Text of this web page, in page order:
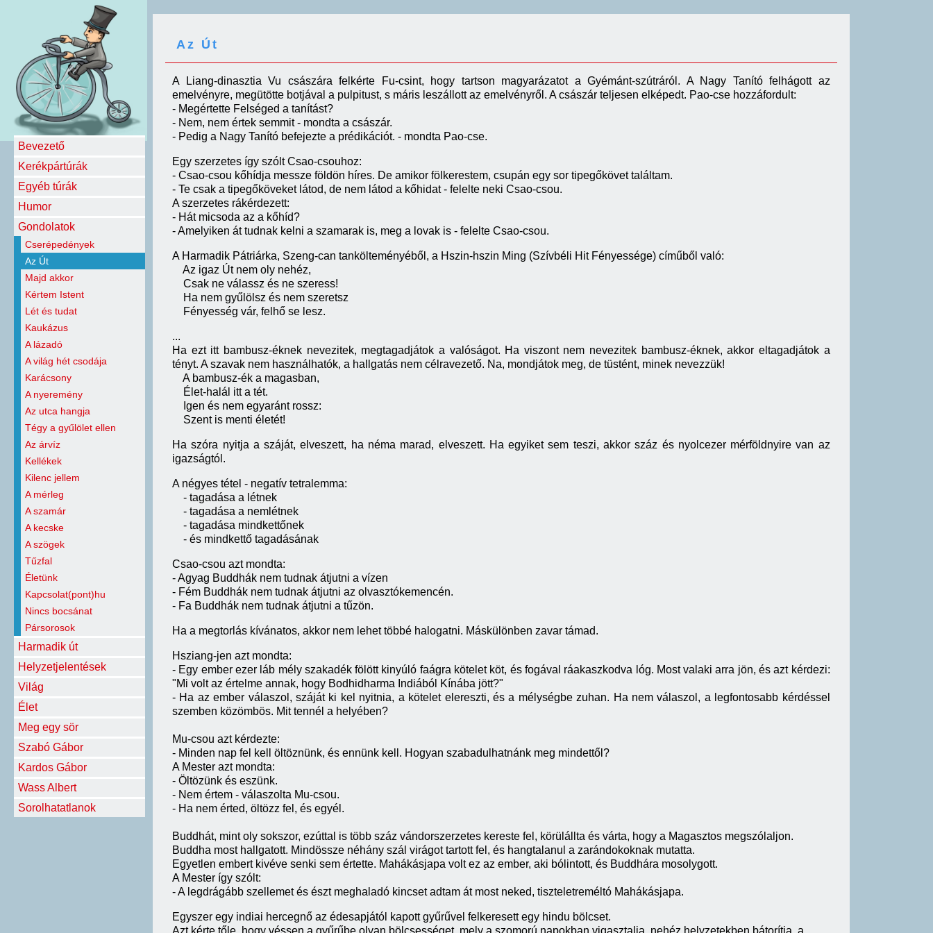
Bevezető
Kerékpártúrák
Egyéb túrák
Humor
Gondolatok
Cserépedények
Az Út
Majd akkor
Kértem Istent
Lét és tudat
Kaukázus
A lázadó
A világ hét csodája
Karácsony
A nyeremény
Az utca hangja
Tégy a gyűlölet ellen
Az árvíz
Kellékek
Kilenc jellem
A mérleg
A szamár
A kecske
A szögek
Tűzfal
Életünk
Kapcsolat(pont)hu
Nincs bocsánat
Pársorosok
Harmadik út
Helyzetjelentések
Világ
Élet
Meg egy sör
Szabó Gábor
Kardos Gábor
Wass Albert
Sorolhatatlanok
Az Út
A Liang-dinasztia Vu császára felkérte Fu-csint, hogy tartson magyarázatot a Gyémánt-szútráról. A Nagy Tanító felhágott az
emelvényre, megütötte botjával a pulpitust, s máris leszállott az emelvényről. A császár teljesen elképedt. Pao-cse hozzáfordult:
- Megértette Felséged a tanítást?
- Nem, nem értek semmit - mondta a császár.
- Pedig a Nagy Tanító befejezte a prédikációt. - mondta Pao-cse.
Egy szerzetes így szólt Csao-csouhoz:
- Csao-csou kőhídja messze földön híres. De amikor fölkerestem, csupán egy sor tipegőkövet találtam.
- Te csak a tipegőköveket látod, de nem látod a kőhidat - felelte neki Csao-csou.
A szerzetes rákérdezett:
- Hát micsoda az a kőhíd?
- Amelyiken át tudnak kelni a szamarak is, meg a lovak is - felelte Csao-csou.
A Harmadik Pátriárka, Szeng-can tankölteményéből, a Hszin-hszin Ming (Szívbéli Hit Fényessége) címűből való:
Az igaz Út nem oly nehéz,
Csak ne válassz és ne szeress!
Ha nem gyűlölsz és nem szeretsz
Fényesség vár, felhő se lesz.
...
Ha ezt itt bambusz-éknek nevezitek, megtagadjátok a valóságot. Ha viszont nem nevezitek bambusz-éknek, akkor eltagadjátok a
tényt. A szavak nem használhatók, a hallgatás nem célravezető. Na, mondjátok meg, de tüstént, minek nevezzük!
A bambusz-ék a magasban,
Élet-halál itt a tét.
Igen és nem egyaránt rossz:
Szent is menti életét!
Ha szóra nyitja a száját, elveszett, ha néma marad, elveszett. Ha egyiket sem teszi, akkor száz és nyolcezer mérföldnyire van az
igazságtól.
A négyes tétel - negatív tetralemma:
- tagadása a létnek
- tagadása a nemlétnek
- tagadása mindkettőnek
- és mindkettő tagadásának
Csao-csou azt mondta:
- Agyag Buddhák nem tudnak átjutni a vízen
- Fém Buddhák nem tudnak átjutni az olvasztókemencén.
- Fa Buddhák nem tudnak átjutni a tűzön.
Ha a megtorlás kívánatos, akkor nem lehet többé halogatni. Máskülönben zavar támad.
Hsziang-jen azt mondta:
- Egy ember ezer láb mély szakadék fölött kinyúló faágra kötelet köt, és fogával ráakaszkodva lóg. Most valaki arra jön, és azt kérdezi:
"Mi volt az értelme annak, hogy Bodhidharma Indiából Kínába jött?"
- Ha az ember válaszol, száját ki kel nyitnia, a kötelet elereszti, és a mélységbe zuhan. Ha nem válaszol, a legfontosabb kérdéssel
szemben közömbös. Mit tennél a helyében?
Mu-csou azt kérdezte:
- Minden nap fel kell öltöznünk, és ennünk kell. Hogyan szabadulhatnánk meg mindettől?
A Mester azt mondta:
- Öltözünk és eszünk.
- Nem értem - válaszolta Mu-csou.
- Ha nem érted, öltözz fel, és egyél.
Buddhát, mint oly sokszor, ezúttal is több száz vándorszerzetes kereste fel, körülállta és várta, hogy a Magasztos megszólaljon.
Buddha most hallgatott. Mindössze néhány szál virágot tartott fel, és hangtalanul a zarándokoknak mutatta.
Egyetlen embert kivéve senki sem értette. Mahákásjapa volt ez az ember, aki bólintott, és Buddhára mosolygott.
A Mester így szólt:
- A legdrágább szellemet és észt meghaladó kincset adtam át most neked, tiszteletreméltó Mahákásjapa.
Egyszer egy indiai hercegnő az édesapjától kapott gyűrűvel felkeresett egy hindu bölcset.
Azt kérte tőle, hogy véssen a gyűrűbe olyan bölcsességet, mely a szomorú napokban vigasztalja, nehéz helyzetekben bátorítja, a